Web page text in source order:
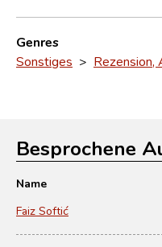
Genres
Sonstiges >
Besprochene
Name
Faiz Softić